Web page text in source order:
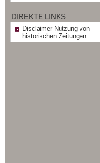
DIREKTE LINKS
Disclaimer Nutzung von
historischen Zeitungen